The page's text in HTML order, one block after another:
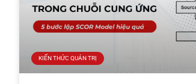
KIẾN THỨC QUẢN TRỊ